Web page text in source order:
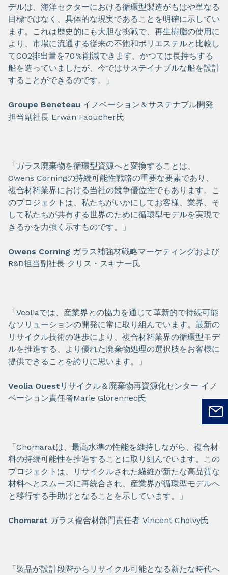
デルは、海洋セクターにおける循環型製造がもはや単なる
目標ではなく、具体的な現実であることを明確に示してい
ます。これは歴史的にも大胆な挑戦で、再生樹脂の使用に
より、市場に流通する従来の不飽和ポリエステルと比較し
てCO2排出量を70％削減できます。かつては長持ちする
船を造っていましたが、今ではサステイナブルな船を設計
することができるのです。」
Groupe Beneteau イノベーション＆サステナブル開発
担当副社長 Erwan Faoucher氏
「ガラス廃棄物を循環型資源へと変換することは、
Owens Corningの持続可能性戦略の重要な要素であり、
複合材料業界における当社の競争優位性でもあります。こ
のプロジェクトは、私たちがいかにしてお客様、業界、そ
して私たちが共有する世界のために循環型モデルを実現で
きるかを力強く示すものです。」
Owens Corning ガラス補強材戦略マーケティングおよび
R&D担当副社長 クリス・スキナー氏
「Veoliaでは、産業界との協力を通じて革新的で持続可能
なソリューションの開発に常に取り組んでいます。最新の
リサイクル技術の進歩により、複合材料業界の循環型モデ
ルを推進する、より優れた廃棄物処理の選択肢をお客様に
提供できることを誇りに思います。」
Veolia Ouest リサイクル＆廃棄物再資源化センター イノ
ベーション責任者Marie Glorennec氏
「Chomaratは、最高水準の性能を維持しながら、複合材
料の持続可能性を推進することに取り組んでいます。この
プロジェクトは、リサイクルされた繊維が新たな高品質な
材料へとスムーズに再統合され、産業界が循環型モデルへ
と移行する手助けとなることを示しています。」
Chomarat ガラス複合材部門責任者 Vincent Cholvy氏
「製品が設計段階からリサイクル可能となる新たな時代へ